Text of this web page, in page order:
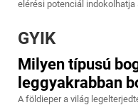
elérési potenciál
GYIK
Milyen típusú
leggyakrabban
A földieper a világ